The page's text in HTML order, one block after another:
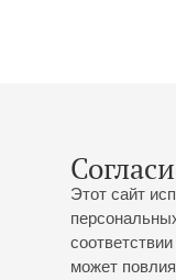
Этот сайт
может